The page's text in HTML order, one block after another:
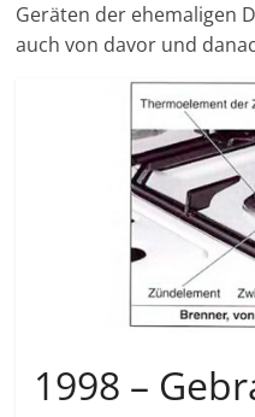
Geräten der ehemaligen
auch von davor und
1998 –